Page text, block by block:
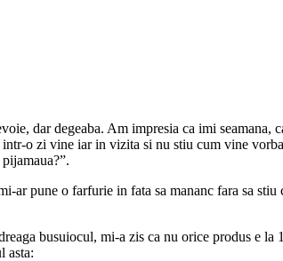
dar degeaba. Am impresia ca imi seamana,
o zi vine iar in vizita si nu stiu cum vine
pune o farfurie in fata sa mananc fara sa
busuiocul, mi-a zis ca nu orice produs e
asta: